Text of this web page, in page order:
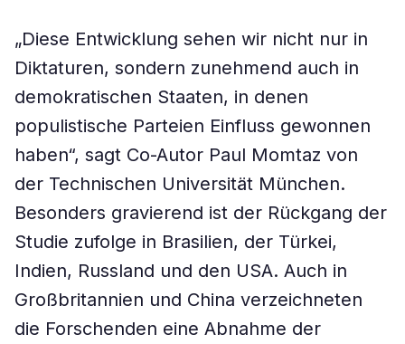
„Diese Entwicklung sehen wir nicht nur in
Diktaturen, sondern zunehmend auch in
demokratischen Staaten, in denen
populistische Parteien Einfluss gewonnen
haben“, sagt Co-Autor Paul Momtaz von
der Technischen Universität München.
Besonders gravierend ist der Rückgang der
Studie zufolge in Brasilien, der Türkei,
Indien, Russland und den USA. Auch in
Großbritannien und China verzeichneten
die Forschenden eine Abnahme der